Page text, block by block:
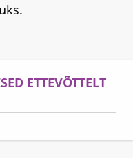
ETTEVÕTTELT